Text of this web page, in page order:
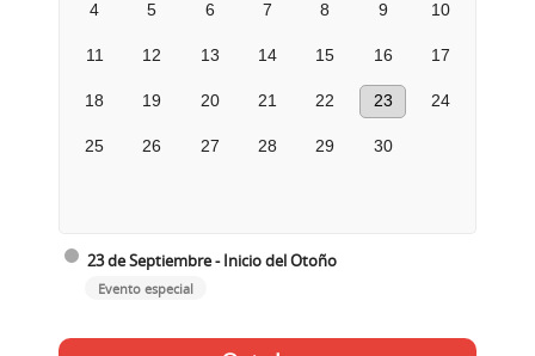
4 5 6 7 8 9 10
11 12 13 14 15 16 17
18 19 20 21 22 23 24
25 26 27 28 29 30
23 de Septiembre - Inicio del Otoño
Evento especial